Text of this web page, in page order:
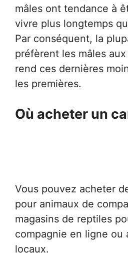
mâles ont tendance à
vivre plus longtemps
Par conséquent, la
préfèrent les mâles
rend ces dernières
les premières.
Où acheter un
Vous pouvez acheter
pour animaux de
magasins de reptiles
compagnie en ligne ou
locaux.